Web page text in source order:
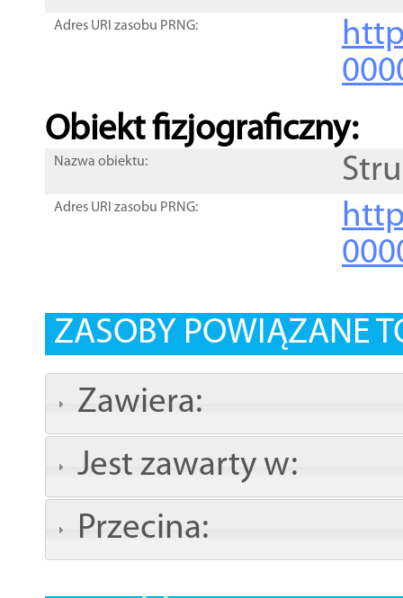
Adres URI zasobu PRNG:
Obiekt fizjograficzny:
Nazwa obiektu:
Adres URI zasobu PRNG:
ZASOBY POWIĄZANE
Zawiera:
Jest zawarty w:
Przecina: